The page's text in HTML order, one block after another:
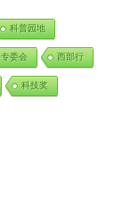
科普园地
专委会 西部行
科技奖